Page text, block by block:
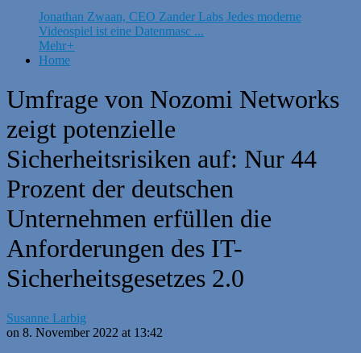
Jonathan Zwaan, CEO Zander Labs Jedes moderne
Videospiel ist eine Datenmasc ...
Mehr+
Home
Umfrage von Nozomi Networks
zeigt potenzielle
Sicherheitsrisiken auf: Nur 44
Prozent der deutschen
Unternehmen erfüllen die
Anforderungen des IT-
Sicherheitsgesetzes 2.0
Susanne Larbig
on 8. November 2022 at 13:42